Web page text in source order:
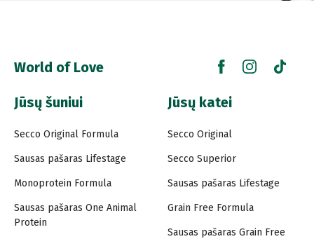
World of Love
Jūsų šuniui
Secco Original Formula
Sausas pašaras Lifestage
Monoprotein Formula
Sausas pašaras One Animal
Protein
Jūsų katei
Secco Original
Secco Superior
Sausas pašaras Lifestage
Grain Free Formula
Sausas pašaras Grain Free